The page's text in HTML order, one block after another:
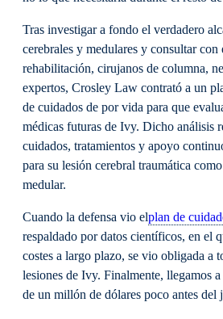
Tras investigar a fondo el verdadero
cerebrales y medulares y consultar con
rehabilitación, cirujanos de columna,
expertos, Crosley Law contrató a un
de cuidados de por vida para que
médicas futuras de Ivy. Dicho análisis
cuidados, tratamientos y apoyo
para su lesión cerebral traumática
medular.
Cuando la defensa vio elplan de
respaldado por datos científicos, en el
costes a largo plazo, se vio obligada a
lesiones de Ivy. Finalmente, llegamos
de un millón de dólares poco antes del